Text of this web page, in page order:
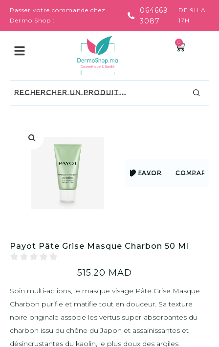
Passer votre commande chez
Dermo Shop :
064669
3087
DE 9H A
17H
0
FAVORIS COMPARER
Payot Pâte Grise Masque Charbon 50 Ml
515.20 MAD
Soin multi-actions, le masque visage Pâte Grise Masque
Charbon purifie et matifie tout en douceur. Sa texture
noire originale associe les vertus super-absorbantes du
charbon issu du chêne du Japon et assainissantes et
désincrustantes du kaolin, le plus doux des argiles.